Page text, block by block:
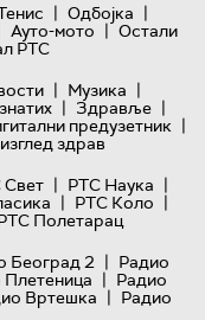
| Одбојка |
Ауто-мото | Остали
РТС
| Музика |
| Здравље |
предузетник |
здрав
Свет | РТС Наука |
| РТС Коло |
Полетарац
Београд 2 | Радио
Плетеница | Радио
Вртешка | Радио